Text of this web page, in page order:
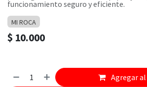
funcionamiento seguro y eficiente.
MI ROCA
$ 10.000
Agregar